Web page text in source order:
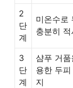
2
단
계
미온수로
충분히 적
3
단
계
샴푸 거품
용한 두
지